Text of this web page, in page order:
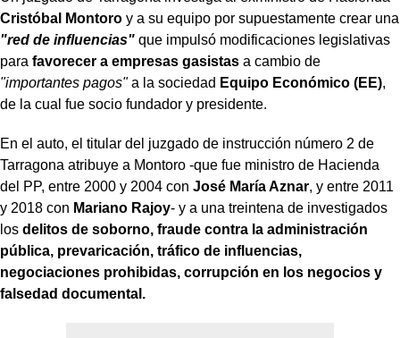
Cristóbal Montoro y a su equipo por supuestamente crear una
"red de influencias" que impulsó modificaciones legislativas
para favorecer a empresas gasistas a cambio de
"importantes pagos"a la sociedad Equipo Económico (EE),
de la cual fue socio fundador y presidente.
En el auto, el titular del juzgado de instrucción número 2 de
Tarragona atribuye a Montoro -que fue ministro de Hacienda
del PP, entre 2000 y 2004 con José María Aznar, y entre 2011
y 2018 con Mariano Rajoy- y a una treintena de investigados
los delitos de soborno, fraude contra la administración
pública, prevaricación, tráfico de influencias,
negociaciones prohibidas, corrupción en los negocios y
falsedad documental.